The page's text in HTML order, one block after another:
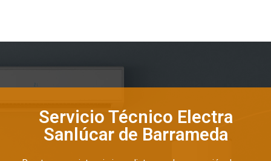
Servicio Técnico Electra
Sanlúcar de Barrameda